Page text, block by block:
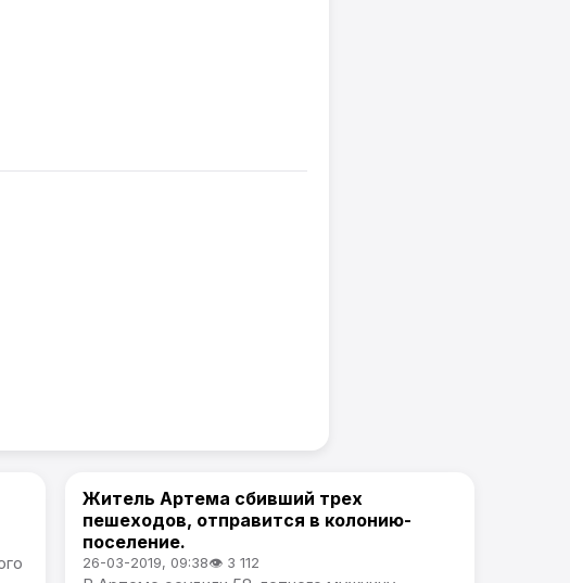
Происшествия
Житель Артема сбивший трех
пешеходов, отправится в колонию-
поселение.
26-03-2019, 09:38👁 3 112